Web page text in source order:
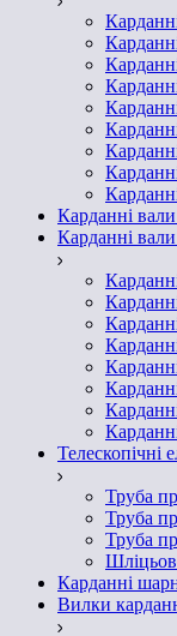
Карданні вали
Карданні вали
Телескопічні
Труба
Труба
Труба
Карданні
Вилки